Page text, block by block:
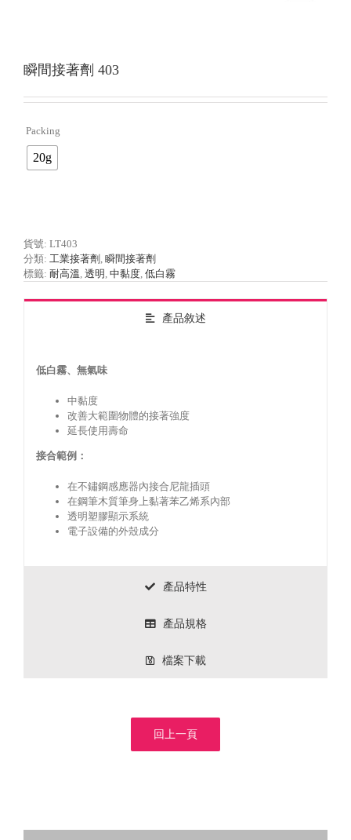
瞬間接著劑 403
Packing
20g
貨號: LT403
分類: 工業接著劑 , 瞬間接著劑
標籤: 耐高溫, 透明 , 中黏度, 低白霧
產品敘述
低白霧、無氣味
中黏度
改善大範圍物體的接著強度
延長使用壽命
接合範例：
在不鏽鋼感應器內接合尼龍插頭
在鋼筆木質筆身上黏著苯乙烯系內部
透明塑膠顯示系統
電子設備的外殼成分
產品特性
產品規格
檔案下載
回上一頁